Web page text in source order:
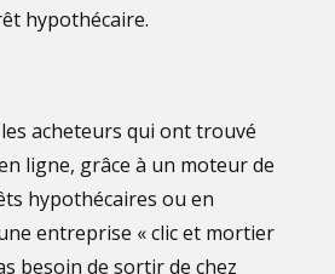
hypothécaire.
acheteurs qui ont trouvé
ligne, grâce à un moteur de
hypothécaires ou en
entreprise « clic et mortier
besoin de sortir de chez